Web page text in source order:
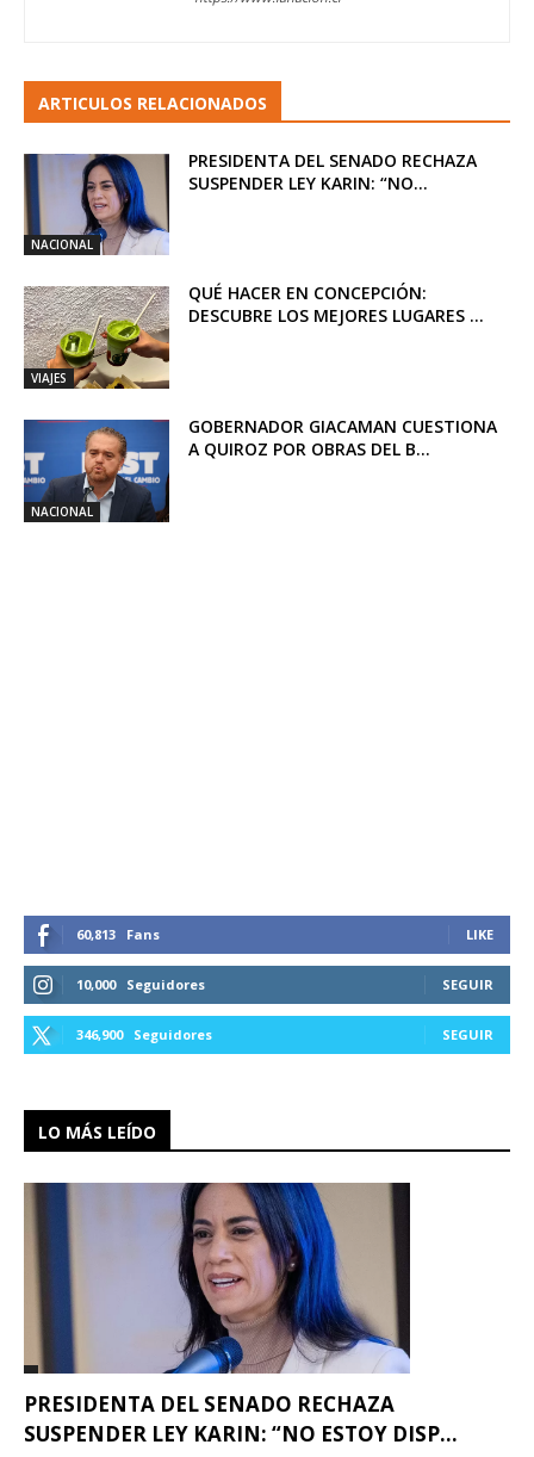
ARTICULOS RELACIONADOS
NACIONAL
PRESIDENTA DEL SENADO RECHAZA
SUSPENDER LEY KARIN: “NO...
VIAJES
QUÉ HACER EN CONCEPCIÓN:
DESCUBRE LOS MEJORES LUGARES ...
NACIONAL
GOBERNADOR GIACAMAN CUESTIONA
A QUIROZ POR OBRAS DEL B...
60,813 Fans LIKE
10,000 Seguidores SEGUIR
346,900 Seguidores SEGUIR
LO MÁS LEÍDO
PRESIDENTA DEL SENADO RECHAZA
SUSPENDER LEY KARIN: “NO ESTOY DISP...